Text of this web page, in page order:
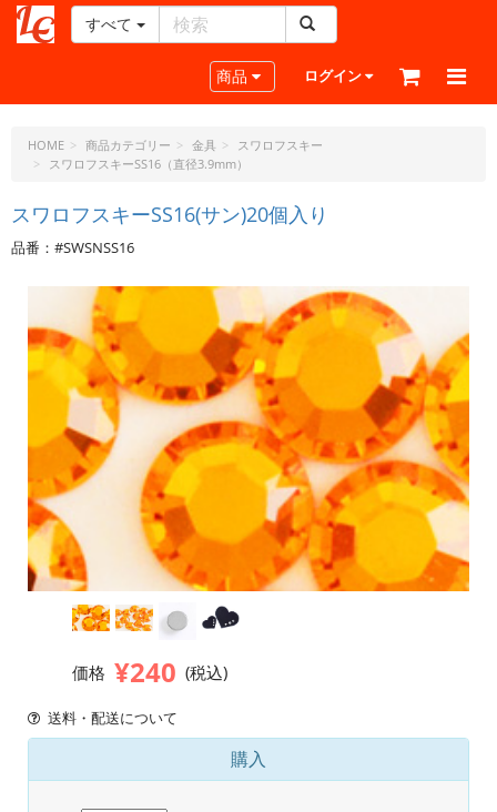
ー
ラ
フ
ド
ッ
ト・
ー
ピ
ー
すべて
Toggle navigation
商品 ログイン
HOME 商品カテゴリー 金具
スワロフスキー
スワロフスキーSS16（直径3.9mm）
スワロフスキーSS16(サン)20個入り
品番：#SWSNSS16
価格 ¥240 (税込)
送料・配送について
購入